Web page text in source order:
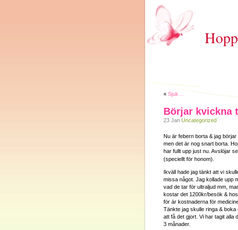
« Sjuk…
Börjar
23 Jan Uncategorized
Nu är febern borta & jag
men det är nog snart borta.
har fullt upp just nu. Avslöjar
(speciellt för honom).
Ikväll hade jag tänkt att vi
missa något. Jag kollade upp
vad de tar för ultraljud mm,
kostar det 1200kr/besök &
för är kostnaderna för
Tänkte jag skulle ringa &
att få det gjort. Vi har tagit alla
3 månader.